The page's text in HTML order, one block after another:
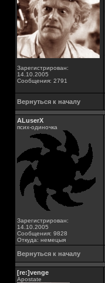
Зарегистрирован:
14.10.2005
Сообщения: 2791
Вернуться к началу
ALuserX
псих-одиночка
Зарегистрирован:
14.10.2005
Сообщения: 9828
Откуда: немецыя
Вернуться к началу
[re:]venge
Apostate